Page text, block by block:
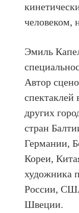
человеком,
Эмиль
Автор
спектаклей
других
стран
Германии,
Кореи,
художника
России,
Швеции.